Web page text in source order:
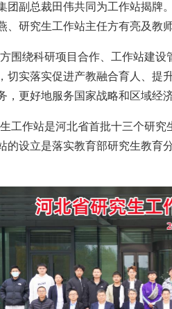
团副总裁田伟共同为工作站揭牌。
、研究生工作站主任方有亮及教
围绕科研项目合作、工作站建
切实落实促进产教融合育人、
，更好地服务国家战略和区域经济
工作站是河北省首批十三个研究
的设立是落实教育部研究生教育